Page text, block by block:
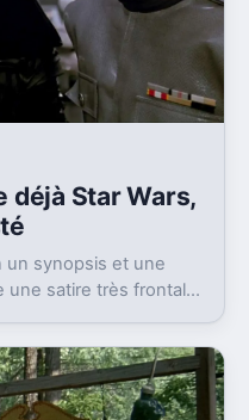
déjà Star Wars,
un synopsis et une
une satire très frontale